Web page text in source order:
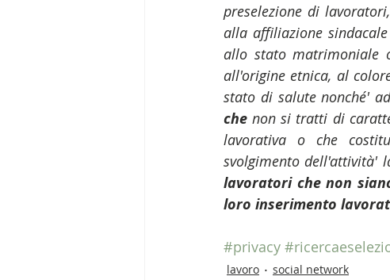
preselezione di lavoratori,
alla affiliazione
allo stato matrimoniale
all'origine etnica, al
stato di salute nonché'
che non si tratti di
lavorativa o che
svolgimento dell'attività'
lavoratori che non
loro inserimento
#privacy
lavoro social network